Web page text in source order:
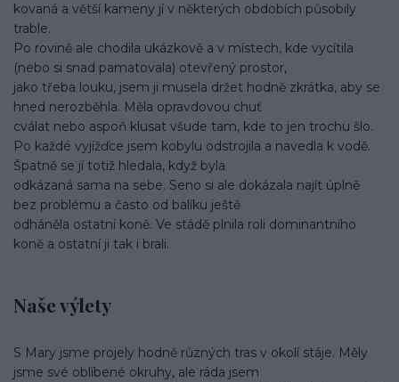
kovaná a větší kameny jí v některých obdobích působily
trable.
Po rovině ale chodila ukázkově a v místech, kde vycítila
(nebo si snad pamatovala) otevřený prostor,
jako třeba louku, jsem ji musela držet hodně zkrátka, aby se
hned nerozběhla. Měla opravdovou chuť
cválat nebo aspoň klusat všude tam, kde to jen trochu šlo.
Po každé vyjížďce jsem kobylu odstrojila a navedla k vodě.
Špatně se jí totiž hledala, když byla
odkázaná sama na sebe. Seno si ale dokázala najít úplně
bez problému a často od balíku ještě
odháněla ostatní koně. Ve stádě plnila roli dominantního
koně a ostatní ji tak i brali.
Naše výlety
S Mary jsme projely hodně různých tras v okolí stáje. Měly
jsme své oblíbené okruhy, ale ráda jsem